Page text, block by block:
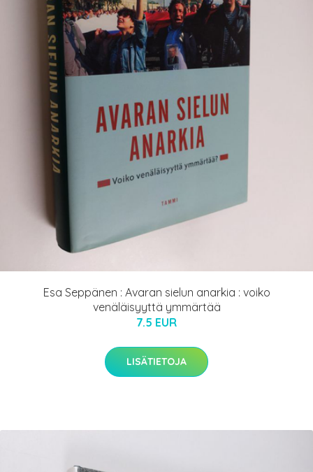
Esa Seppänen : Avaran sielun anarkia : voiko
venäläisyyttä ymmärtää
7.5 EUR
LISÄTIETOJA